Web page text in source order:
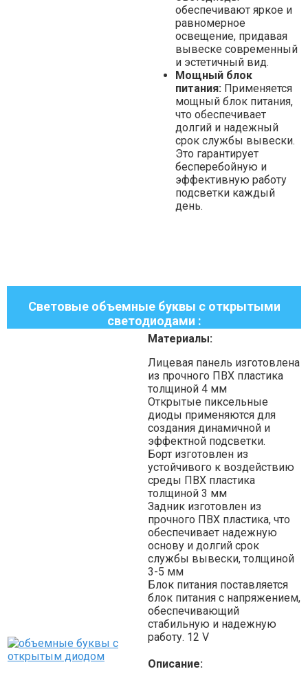
обеспечивают яркое и
равномерное
освещение, придавая
вывеске современный
и эстетичный вид.
Мощный блок
питания: Применяется
мощный блок питания,
что обеспечивает
долгий и надежный
срок службы вывески.
Это гарантирует
бесперебойную и
эффективную работу
подсветки каждый
день.
Световые объемные буквы с открытыми
светодиодами :
Материалы:
Лицевая панель изготовлена
из прочного ПВХ пластика
толщиной 4 мм
Открытые пиксельные
диоды применяются для
создания динамичной и
эффектной подсветки.
Борт изготовлен из
устойчивого к воздействию
среды ПВХ пластика
толщиной 3 мм
Задник изготовлен из
прочного ПВХ пластика, что
обеспечивает надежную
основу и долгий срок
службы вывески, толщиной
3-5 мм
Блок питания поставляется
блок питания с напряжением,
обеспечивающий
стабильную и надежную
работу. 12 V
Описание: